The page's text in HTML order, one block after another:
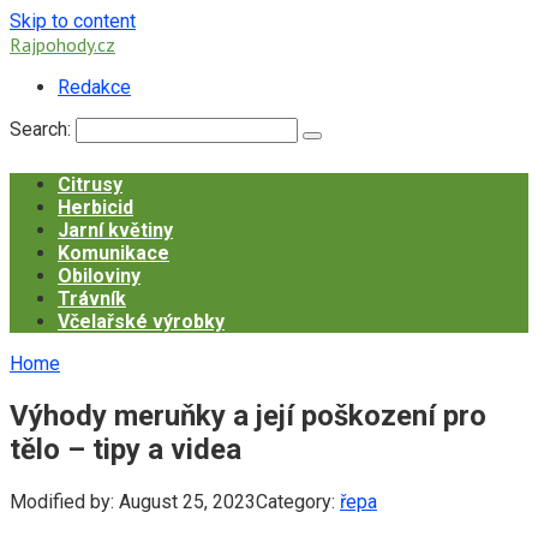
Skip to content
Rajpohody.cz
Redakce
Search:
Citrusy
Herbicid
Jarní květiny
Komunikace
Obiloviny
Trávník
Včelařské výrobky
Home
Výhody meruňky a její poškození pro
tělo – tipy a videa
Modified by: August 25, 2023Category: řepa